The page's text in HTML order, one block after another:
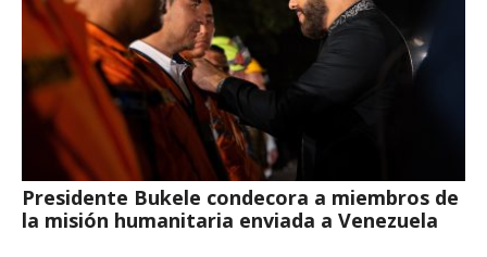
Presidente Bukele condecora a miembros de
la misión humanitaria enviada a Venezuela